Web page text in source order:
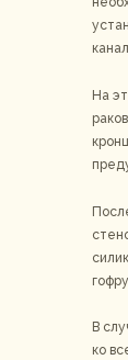
На
гофру.
В
ко